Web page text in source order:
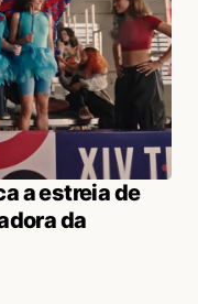
a estreia de
da